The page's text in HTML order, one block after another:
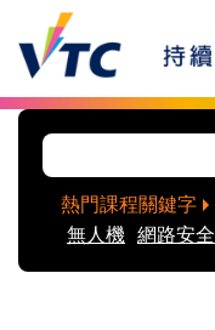
Skip to main content
熱門課程關鍵字
無人機 網路安全